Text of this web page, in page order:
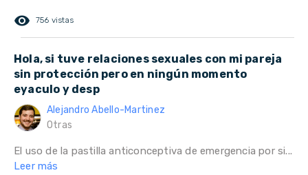
remove_red_eye 756 vistas
Hola, si tuve relaciones sexuales con mi pareja
sin protección pero en ningún momento
eyaculo y desp
Alejandro Abello-Martinez
Otras
El uso de la pastilla anticonceptiva de emergencia por si...
Leer más